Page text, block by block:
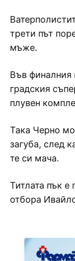
трети път
мъже.
Във финалния
градския
плувен
Така Черно
загуба, след
те си мача.
Титлата пък е
отбора